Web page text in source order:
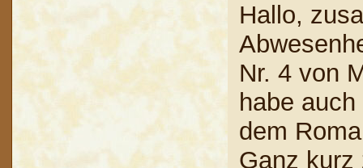
Hallo,
Nr. 4 von
habe
dem
Ganz kurz